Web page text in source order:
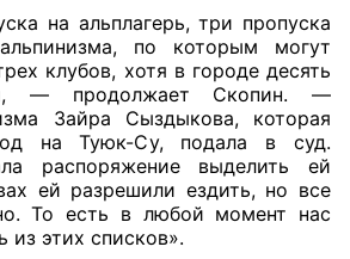
на альплагерь, три пропуска
по которым могут
клубов, хотя в городе десять
— продолжает Скопин. —
Зайра Сыздыкова, которая
на Туюк-Су, подала в суд.
распоряжение выделить ей
ей разрешили ездить, но все
То есть в любой момент нас
из этих списков».